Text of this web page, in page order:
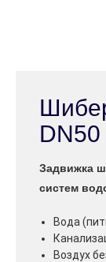
Задвижка
систем
Вода
Воздух